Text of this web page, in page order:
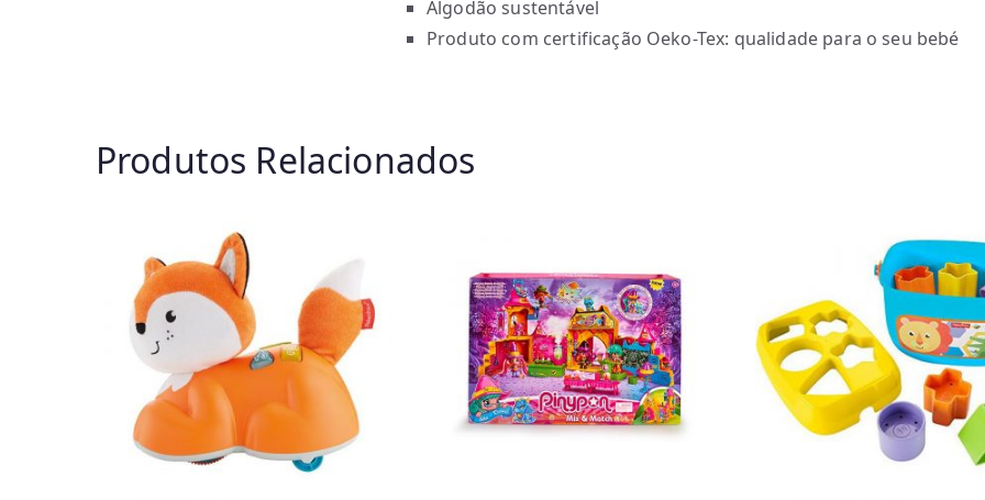
Algodão sustentável
Produto com certificação Oeko-Tex: qualidade para o seu bebé
Produtos Relacionados